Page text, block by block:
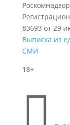
83693 от 29
Выписка из
СМИ
18+
